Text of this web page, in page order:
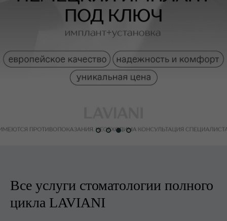
Все услуги стоматологии полного
цикла LAVIANI